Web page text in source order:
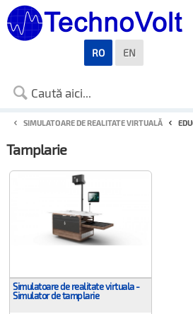
SIMULATOARE DE REALITATE VIRTUALĂ
Tamplarie
Simulatoare de realitate virtuala -
Simulator de tamplarie
RO EN